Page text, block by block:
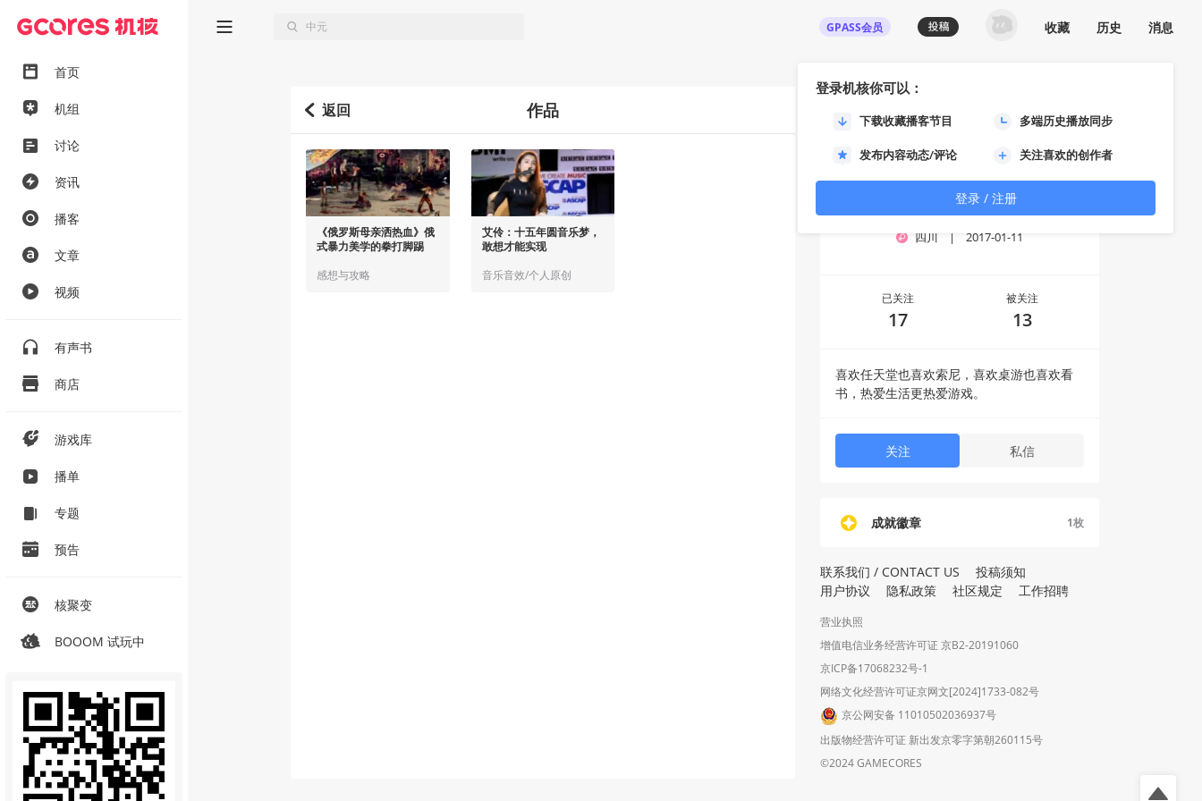
首页
机组
讨论
资讯
播客
文章
视频
有声书
商店
游戏库
播单
专题
预告
核聚变
BOOOM 试玩中
GPASS会员
登录机核你可以：
下载收藏播客节目 多端历史播放同步
发布内容动态/评论 关注喜欢的创作者
登录 / 注册
收藏 历史 消息
返回 作品
《俄罗斯母亲洒热血》俄
式暴力美学的拳打脚踢
感想与攻略
艾伶：十五年圆音乐梦，
敢想才能实现
音乐音效/个人原创
吐槽星人
四川 | 2017-01-11
已关注
17
被关注
13
喜欢任天堂也喜欢索尼，喜欢桌游也喜欢看
书，热爱生活更热爱游戏。
关注 私信
成就徽章 1枚
联系我们 / CONTACT US
投稿须知
用户协议
隐私政策 社区规定 工作招聘
营业执照
增值电信业务经营许可证 京B2-20191060
京ICP备17068232号-1
网络文化经营许可证京网文[2024]1733-082号
京公网安备 11010502036937号
出版物经营许可证 新出发京零字第朝260115号
©2024 GAMECORES